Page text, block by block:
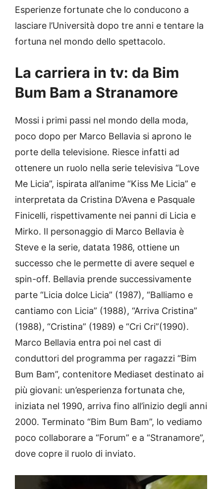
Esperienze fortunate che lo conducono a
lasciare l’Università dopo tre anni e tentare la
fortuna nel mondo dello spettacolo.
La carriera in tv: da Bim
Bum Bam a Stranamore
Mossi i primi passi nel mondo della moda,
poco dopo per Marco Bellavia si aprono le
porte della televisione. Riesce infatti ad
ottenere un ruolo nella serie televisiva “Love
Me Licia”, ispirata all’anime “Kiss Me Licia” e
interpretata da Cristina D’Avena e Pasquale
Finicelli, rispettivamente nei panni di Licia e
Mirko. Il personaggio di Marco Bellavia è
Steve e la serie, datata 1986, ottiene un
successo che le permette di avere sequel e
spin-off. Bellavia prende successivamente
parte “Licia dolce Licia” (1987), “Balliamo e
cantiamo con Licia” (1988), “Arriva Cristina”
(1988), “Cristina” (1989) e “Cri Cri”(1990).
Marco Bellavia entra poi nel cast di
conduttori del programma per ragazzi “Bim
Bum Bam”, contenitore Mediaset destinato ai
più giovani: un’esperienza fortunata che,
iniziata nel 1990, arriva fino all’inizio degli anni
2000. Terminato “Bim Bum Bam”, lo vediamo
poco collaborare a “Forum” e a “Stranamore”,
dove copre il ruolo di inviato.